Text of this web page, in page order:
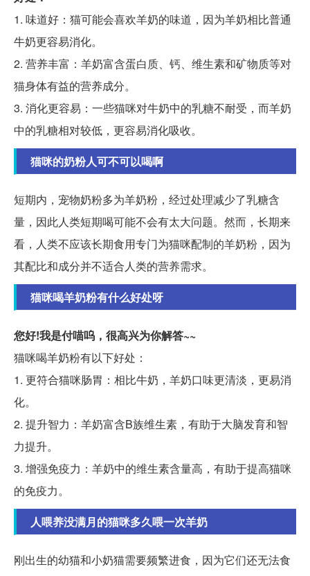
1. 味道好：猫可能会喜欢羊奶的味道，因为羊奶相比普通
牛奶更容易消化。
2. 营养丰富：羊奶富含蛋白质、钙、维生素和矿物质等对
猫身体有益的营养成分。
3. 消化更容易：一些猫咪对牛奶中的乳糖不耐受，而羊奶
中的乳糖相对较低，更容易消化吸收。
猫咪的奶粉人可不可以喝啊
短期内，宠物奶粉多为羊奶粉，经过处理减少了乳糖含
量，因此人类短期喝可能不会有太大问题。然而，长期来
看，人类不应该长期食用专门为猫咪配制的羊奶粉，因为
其配比和成分并不适合人类的营养需求。
猫咪喝羊奶粉有什么好处呀
您好!我是付喵呜，很高兴为你解答~~
猫咪喝羊奶粉有以下好处：
1. 更符合猫咪肠胃：相比牛奶，羊奶口味更清淡，更易消
化。
2. 提升智力：羊奶富含B族维生素，有助于大脑发育和智
力提升。
3. 增强免疫力：羊奶中的维生素含量高，有助于提高猫咪
的免疫力。
人喂养没满月的猫咪多久喂一次羊奶
刚出生的幼猫和小奶猫需要频繁进食，因为它们还无法食